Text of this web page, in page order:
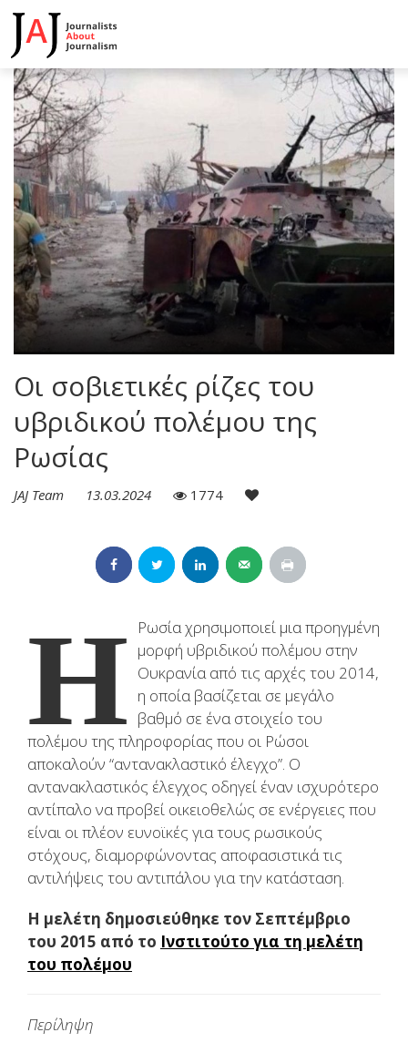
Οι σοβιετικές ρίζες του
υβριδικού πολέμου της
Ρωσίας
JAJ Team 13.03.2024 1774
Η
Ρωσία χρησιμοποιεί μια προηγμένη
μορφή υβριδικού πολέμου στην
Ουκρανία από τις αρχές του 2014,
η οποία βασίζεται σε μεγάλο
βαθμό σε ένα στοιχείο του
πολέμου της πληροφορίας που οι Ρώσοι
αποκαλούν “αντανακλαστικό έλεγχο”. Ο
αντανακλαστικός έλεγχος οδηγεί έναν ισχυρότερο
αντίπαλο να προβεί οικειοθελώς σε ενέργειες που
είναι οι πλέον ευνοϊκές για τους ρωσικούς
στόχους, διαμορφώνοντας αποφασιστικά τις
αντιλήψεις του αντιπάλου για την κατάσταση.
Η μελέτη δημοσιεύθηκε τον Σεπτέμβριο
του 2015 από το Ινστιτούτο για τη μελέτη
του πολέμου
Περίληψη